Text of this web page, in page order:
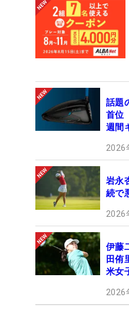
話題
首位
週間
2026
岩永
続で
2026
伊藤
田侑
米女
2026